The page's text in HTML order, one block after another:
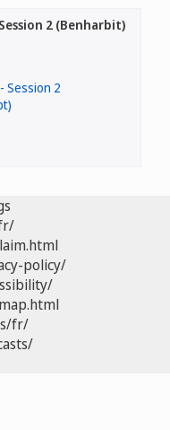
2 (Benharbit)
policy/
fr/